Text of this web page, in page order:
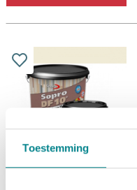
Toestemming